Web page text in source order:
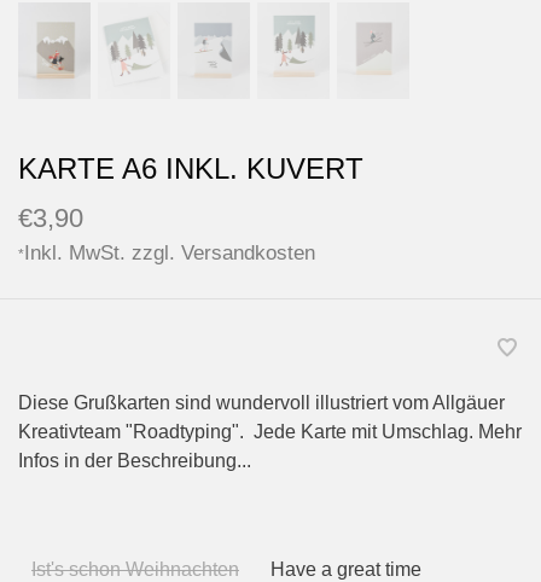
KARTE A6 INKL. KUVERT
€3,90
*Inkl. MwSt. zzgl. Versandkosten
Diese Grußkarten sind wundervoll illustriert vom Allgäuer
Kreativteam "Roadtyping". Jede Karte mit Umschlag. Mehr
Infos in der Beschreibung...
Ist's schon Weihnachten Have a great time